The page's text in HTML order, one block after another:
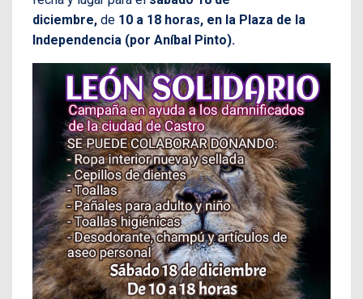
diciembre, de 10 a 18 horas, en la Plaza de la
Independencia (por Aníbal Pinto).